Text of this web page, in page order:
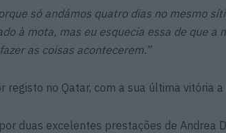
só andámos quatro dias no mesmo
à mota, mas eu esquecia essa de que a
as coisas acontecerem.”
registo no Qatar, com a sua última vitória
duas excelentes prestações de Andrea